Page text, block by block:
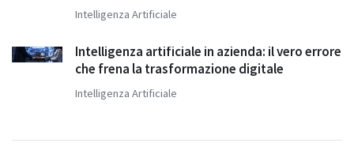
Intelligenza Artificiale
Intelligenza artificiale in azienda: il vero errore
che frena la trasformazione digitale
Intelligenza Artificiale